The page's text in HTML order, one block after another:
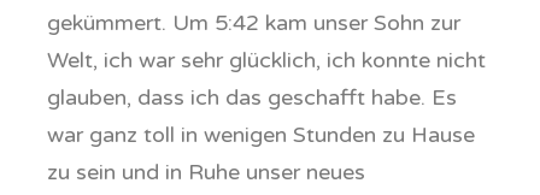
gekümmert. Um 5:42 kam unser Sohn zur
Welt, ich war sehr glücklich, ich konnte nicht
glauben, dass ich das geschafft habe. Es
war ganz toll in wenigen Stunden zu Hause
zu sein und in Ruhe unser neues